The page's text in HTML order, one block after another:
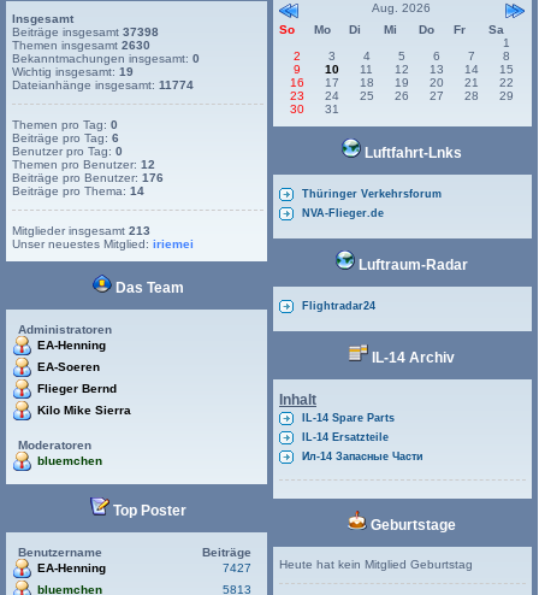
Insgesamt
Beiträge insgesamt 37398
Themen insgesamt 2630
Bekanntmachungen insgesamt: 0
Wichtig insgesamt: 19
Dateianhänge insgesamt: 11774
Themen pro Tag: 0
Beiträge pro Tag: 6
Benutzer pro Tag: 0
Themen pro Benutzer: 12
Beiträge pro Benutzer: 176
Beiträge pro Thema: 14
Mitglieder insgesamt 213
Unser neuestes Mitglied: iriemei
Das Team
Administratoren
EA-Henning
EA-Soeren
Flieger Bernd
Kilo Mike Sierra
Moderatoren
bluemchen
Top Poster
Benutzername
Beiträge
EA-Henning
7427
bluemchen
5813
Aug. 2026
So
Mo Di Mi Do Fr
Sa
1
2
3 4 5 6 7
8
9
10 11 12 13 14
15
16
17 18 19 20 21
22
23
24 25 26 27 28
29
30
31
Luftfahrt-Lnks
Thüringer Verkehrsforum
NVA-Flieger.de
Luftraum-Radar
Flightradar24
IL-14 Archiv
Inhalt
IL-14 Spare Parts
IL-14 Ersatzteile
Ил-14 Запасные Части
Geburtstage
Heute hat kein Mitglied Geburtstag